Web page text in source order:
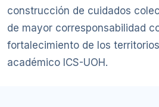
construcción de cuidados
de mayor corresponsabilidad
fortalecimiento de los
académico ICS-UOH.